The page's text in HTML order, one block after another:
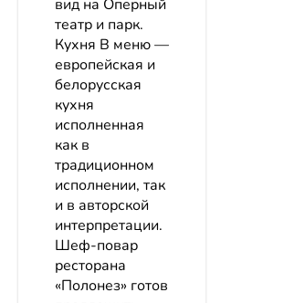
вид на Оперный
театр и парк.
Кухня В меню —
европейская и
белорусская
кухня
исполненная
как в
традиционном
исполнении, так
и в авторской
интерпретации.
Шеф-повар
ресторана
«Полонез» готов